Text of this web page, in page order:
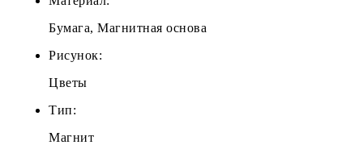
Бумага, Магнитная основа
Рисунок:
Цветы
Тип:
Магнит